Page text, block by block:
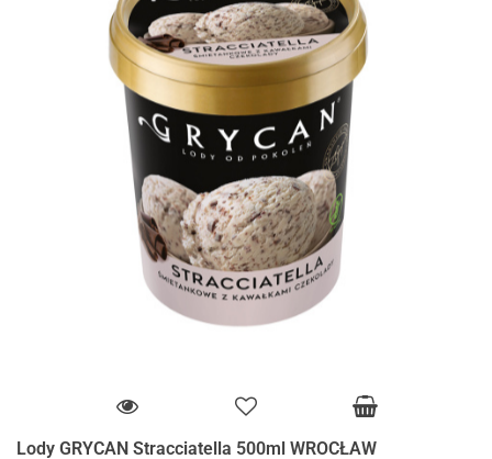
Lody GRYCAN Stracciatella 500ml WROCŁAW